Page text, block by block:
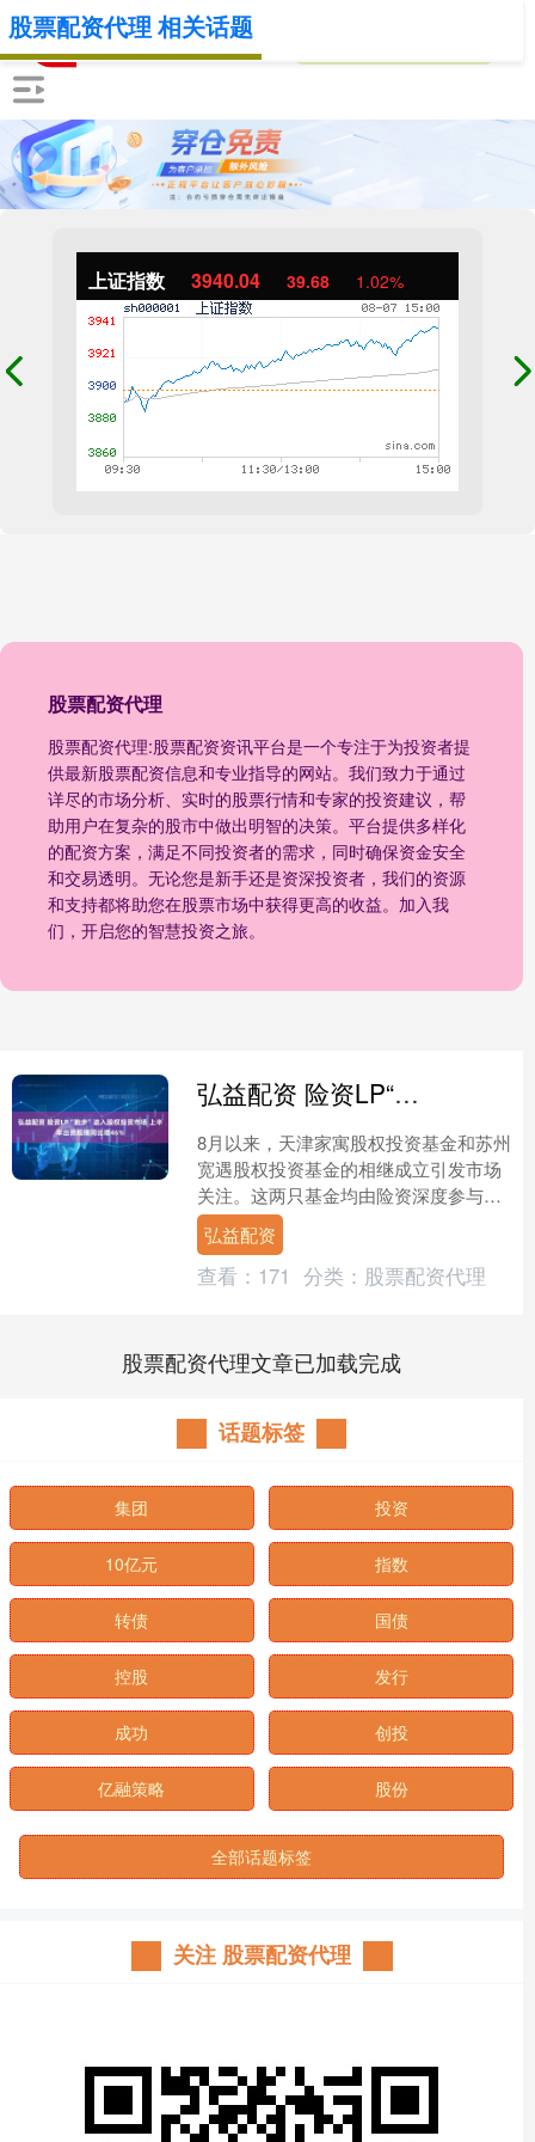
上证指数 3940.04 39.68 1.02%
股票配资代理
股票配资代理:股票配资资讯平台是一个专注于为投资者提
供最新股票配资信息和专业指导的网站。我们致力于通过
详尽的市场分析、实时的股票行情和专家的投资建议，帮
助用户在复杂的股市中做出明智的决策。平台提供多样化
的配资方案，满足不同投资者的需求，同时确保资金安全
和交易透明。无论您是新手还是资深投资者，我们的资源
和支持都将助您在股票市场中获得更高的收益。加入我
们，开启您的智慧投资之旅。
股票配资代理 相关话题
弘益配资 险资LP“跑步”进入股权投资市场 上半年出资规模同比增46%
8月以来，天津家寓股权投资基金和苏州
宽遇股权投资基金的相继成立引发市场
关注。这两只基金均由险资深度参与出
资，前者的有限合伙人（LP）更是清一
色的险资。据证券时报....
弘益配资
查看： 171 分类： 股票配资代理
股票配资代理文章已加载完成
话题标签
集团 投资
10亿元 指数
转债 国债
控股 发行
成功 创投
亿融策略 股份
全部话题标签
关注 股票配资代理